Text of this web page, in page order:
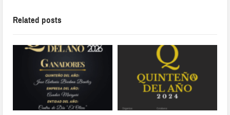
Related posts